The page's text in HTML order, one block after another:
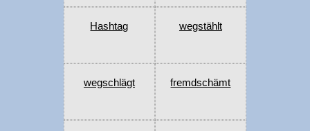
Hashtag wegstählt
wegschlägt fremdschämt